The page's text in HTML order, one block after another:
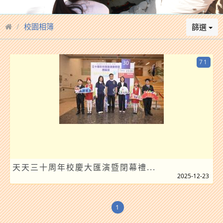
校園相簿 篩選
天天三十周年校慶大匯演暨閉幕禮...
71
2025-12-23
1